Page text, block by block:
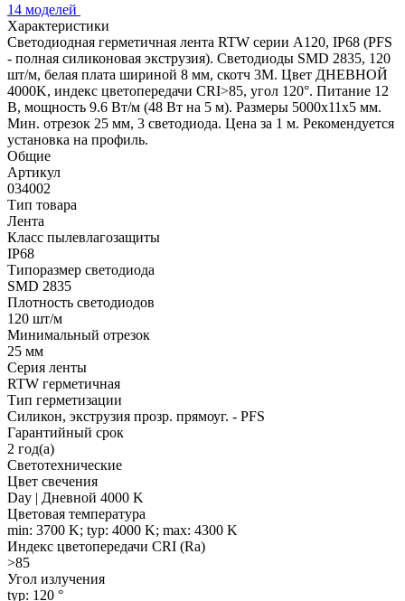
14 моделей
Характеристики
Светодиодная герметичная лента RTW серии A120, IP68 (PFS
- полная силиконовая экструзия). Светодиоды SMD 2835, 120
шт/м, белая плата шириной 8 мм, скотч 3M. Цвет ДНЕВНОЙ
4000K, индекс цветопередачи CRI>85, угол 120°. Питание 12
В, мощность 9.6 Вт/м (48 Вт на 5 м). Размеры 5000x11x5 мм.
Мин. отрезок 25 мм, 3 светодиода. Цена за 1 м. Рекомендуется
установка на профиль.
Общие
Артикул
034002
Тип товара
Лента
Класс пылевлагозащиты
IP68
Типоразмер светодиода
SMD 2835
Плотность светодиодов
120 шт/м
Минимальный отрезок
25 мм
Серия ленты
RTW герметичная
Тип герметизации
Силикон, экструзия прозр. прямоуг. - PFS
Гарантийный срок
2 год(а)
Светотехнические
Цвет свечения
Day | Дневной 4000 K
Цветовая температура
min: 3700 K; typ: 4000 K; max: 4300 K
Индекс цветопередачи CRI (Ra)
>85
Угол излучения
typ: 120 °